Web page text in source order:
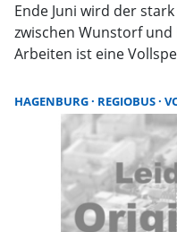
Ende Juni wird der
zwischen Wunstorf
Arbeiten ist eine
informiert.
HAGENBURG REGIOBUS